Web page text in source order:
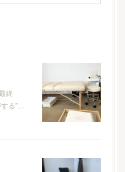
終
る”…